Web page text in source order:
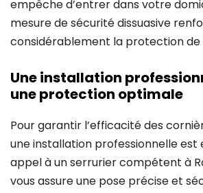
empêche d’entrer dans votre
mesure de sécurité dissuasive
considérablement la protection
Une installation
une protection optimale
Pour garantir l’efficacité des
une installation professionnelle est
appel à un serrurier compétent à
vous assure une pose précise et